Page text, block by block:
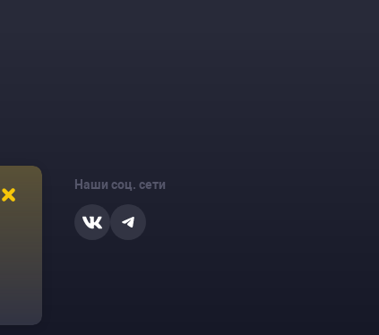
Наши соц. сети